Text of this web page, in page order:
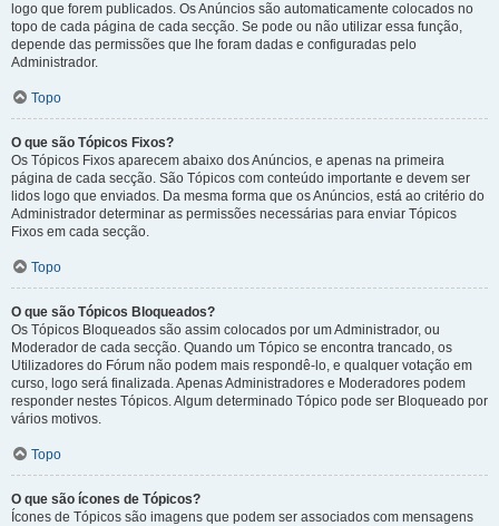
logo que forem publicados. Os Anúncios são automaticamente colocados no
topo de cada página de cada secção. Se pode ou não utilizar essa função,
depende das permissões que lhe foram dadas e configuradas pelo
Administrador.
Topo
O que são Tópicos Fixos?
Os Tópicos Fixos aparecem abaixo dos Anúncios, e apenas na primeira
página de cada secção. São Tópicos com conteúdo importante e devem ser
lidos logo que enviados. Da mesma forma que os Anúncios, está ao critério do
Administrador determinar as permissões necessárias para enviar Tópicos
Fixos em cada secção.
Topo
O que são Tópicos Bloqueados?
Os Tópicos Bloqueados são assim colocados por um Administrador, ou
Moderador de cada secção. Quando um Tópico se encontra trancado, os
Utilizadores do Fórum não podem mais respondê-lo, e qualquer votação em
curso, logo será finalizada. Apenas Administradores e Moderadores podem
responder nestes Tópicos. Algum determinado Tópico pode ser Bloqueado por
vários motivos.
Topo
O que são ícones de Tópicos?
Ícones de Tópicos são imagens que podem ser associados com mensagens